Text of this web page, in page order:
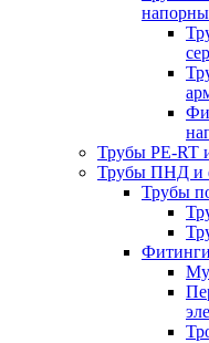
Трубы PE-RT
Трубы ПНД и
Трубы